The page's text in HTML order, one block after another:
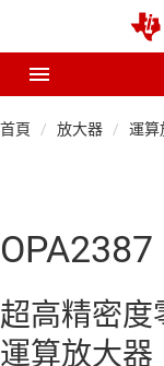
首頁 放大器 運算
OPA2387
超高精密度
運算放大器